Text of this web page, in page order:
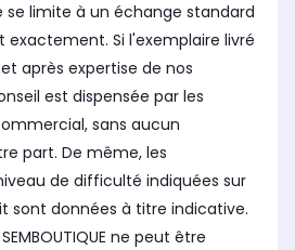
se limite à un échange standard
Si l'exemplaire livré
après expertise de nos
est dispensée par les
sans aucun
part. De même, les
de difficulté indiquées sur
sont données à titre indicative.
ne peut être